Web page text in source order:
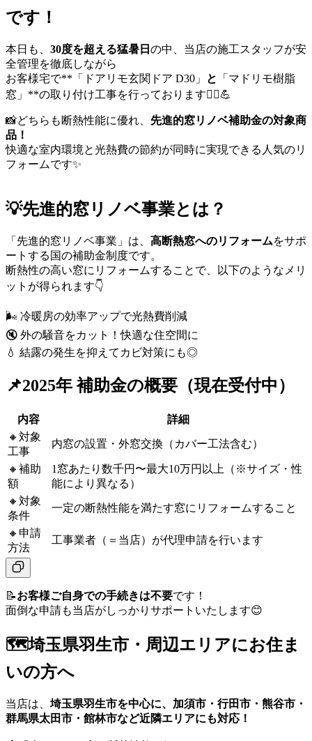
です！
本日も、 30度を超える猛暑日 の中、当店の施工スタッフが安
全管理を徹底しながら
お客様宅で**「ドアリモ玄関ドア D30」
と
「マドリモ樹脂
窓」**の取り付け工事を行っております👷‍♂️💪
📸どちらも断熱性能に優れ、 先進的窓リノベ補助金の対象商
品！
快適な室内環境と光熱費の節約が同時に実現できる人気のリ
フォームです✨
💡先進的窓リノベ事業とは？
「先進的窓リノベ事業」は、 高断熱窓へのリフォームをサポ
ートする国の補助金制度です。
断熱性の高い窓にリフォームすることで、以下のようなメリ
ットが得られます👇
🌬️ 冷暖房の効率アップで光熱費削減
🔇 外の騒音をカット！快適な住空間に
💧 結露の発生を抑えてカビ対策にも◎
📌2025年 補助金の概要（現在受付中）
内容
詳細
🔸対象
工事
内窓の設置・外窓交換（カバー工法含む）
🔸補助
額
1窓あたり数千円〜最大10万円以上（※サイズ・性
能により異なる）
🔸対象
条件
一定の断熱性能を満たす窓にリフォームすること
🔸申請
方法
工事業者（＝当店）が代理申請を行います
📝お客様ご自身での手続きは不要です！
面倒な申請も当店がしっかりサポートいたします😊
🗺️埼玉県羽生市・周辺エリアにお住ま
いの方へ
当店は、 埼玉県羽生市を中心に、加須市・行田市・熊谷市・
群馬県太田市・館林市など近隣エリアにも対応！